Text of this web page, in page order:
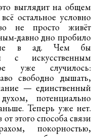
выглядит на общем
остальное условно
не просто живёт
давно дно пробило
в ад. Чем бы
с искусственным
уже случилось:
свободно дышать,
— единственный
потенциально
Теперь уже нет.
этого способа связи
покорностью,